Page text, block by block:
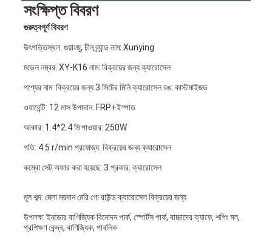
সংক্ষিপ্ত বিবরণ
গুরুত্বপূর্ণ বিবরণ
উৎপত্তিস্থল: গুয়াংজু, চীন ব্র্যান্ড নাম: Xunying
মডেল নম্বর: XY-K16 নাম: বিক্রয়ের জন্য ক্যারোসেল
পণ্যের নাম: বিক্রয়ের জন্য 3 সিটের মিনি ক্যারোসেল রঙ: কাস্টমাইজড
ওয়ারেন্টি: 12 মাস উপাদান: FRP+ইস্পাত
আকার: 1.4*2.4 মি পাওয়ার: 250W
গতি: 4.5 r/min প্রযোজ্য: বিক্রয়ের জন্য ক্যারোসেল
কম্বো সেট অফার করা হয়েছে: 3 প্রকার: ক্যারোসেল
মূল শব্দ: মেলা ময়দান মেরি গো রাউন্ড ক্যারোসেল বিক্রয়ের জন্য
উপলক্ষ: ইনডোর বাণিজ্যিক বিনোদন পার্ক, স্পোর্টস পার্ক, বাচ্চাদের ক্যাফে, শপিং মল,
প্রশিক্ষণ কেন্দ্র, বাণিজ্যিক, পাবলিক